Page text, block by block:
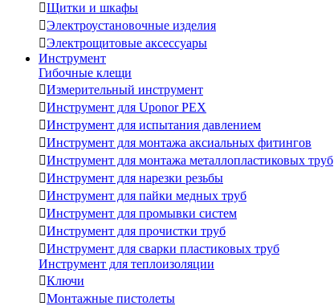
Щитки и шкафы
Электроустановочные изделия
Электрощитовые аксессуары
Инструмент
Гибочные клещи
Измерительный инструмент
Инструмент для Uponor PEX
Инструмент для испытания давлением
Инструмент для монтажа аксиальных фитингов
Инструмент для монтажа металлопластиковых труб
Инструмент для нарезки резьбы
Инструмент для пайки медных труб
Инструмент для промывки систем
Инструмент для прочистки труб
Инструмент для сварки пластиковых труб
Инструмент для теплоизоляции
Ключи
Монтажные пистолеты